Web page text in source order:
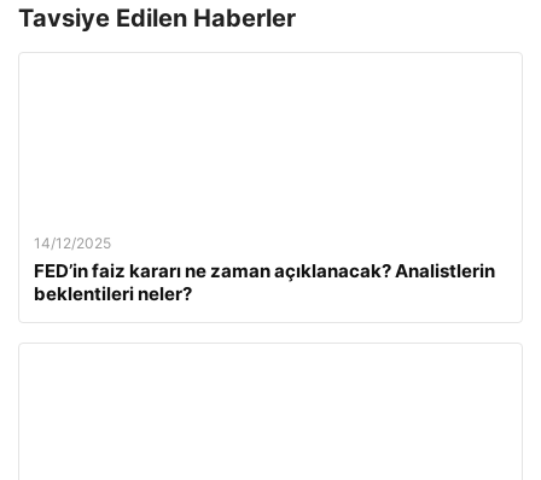
Tavsiye Edilen Haberler
14/12/2025
FED’in faiz kararı ne zaman açıklanacak? Analistlerin
beklentileri neler?